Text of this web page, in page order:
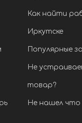
Как найти
Иркутске
Популярные
Не
товар?
Не нашел что